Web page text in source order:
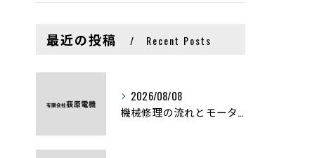
最近の投稿 Recent Posts
2026/08/08
機械修理の流れとモーター修理ポイントを基礎からわかりやすく解説